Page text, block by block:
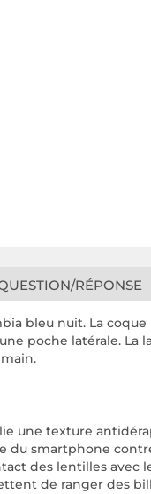
RÉPONSE
bleu nuit. La
poche latérale.
une texture
du smartphone
des lentilles avec
de ranger des